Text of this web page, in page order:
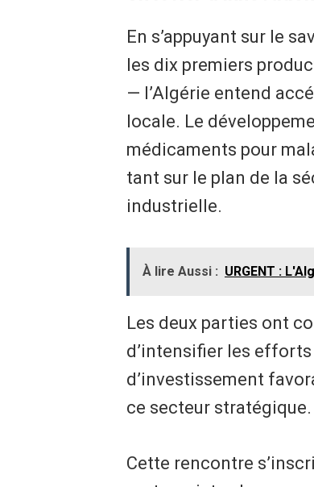
En s’appuyant sur le
les dix premiers
— l’Algérie entend
locale. Le
médicaments pour
tant sur le plan de la
industrielle.
À lire Aussi : URGENT :
Les deux parties ont
d’intensifier les
d’investissement
ce secteur stratégique.
Cette rencontre